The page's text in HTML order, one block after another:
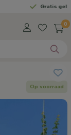
Gratis geleverdvanaf
0
Op voorraad